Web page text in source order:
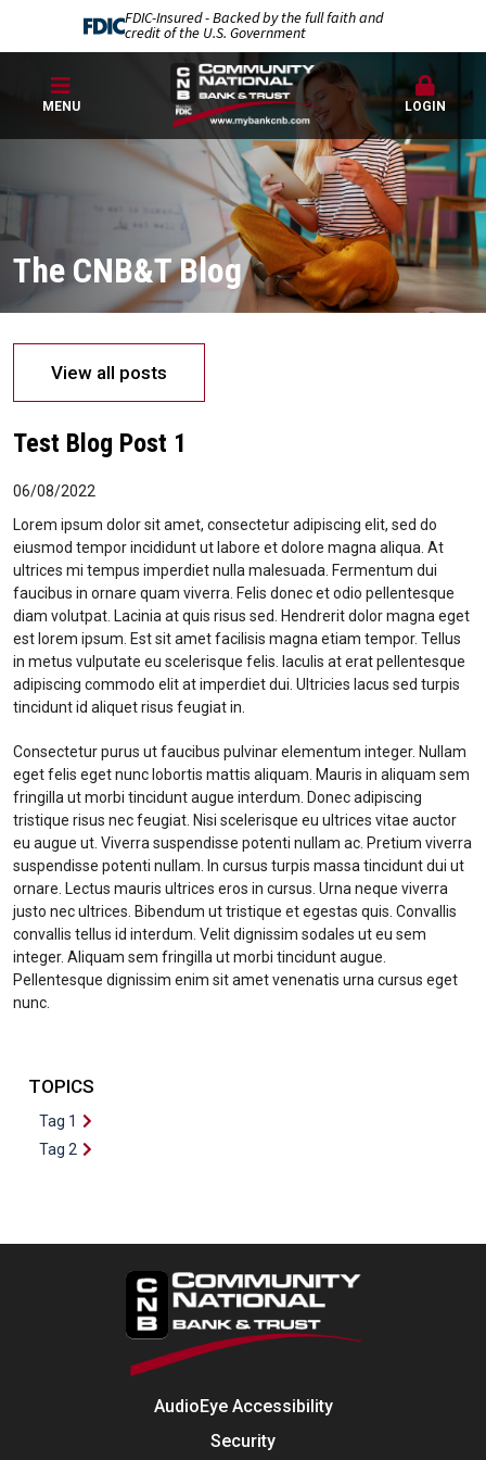
FDIC-Insured - Backed by the full faith and
credit of the U.S. Government
MENU LOGIN
The CNB&T Blog
View all posts
Test Blog Post 1
06/08/2022
Lorem ipsum dolor sit amet, consectetur adipiscing elit, sed do
eiusmod tempor incididunt ut labore et dolore magna aliqua. At
ultrices mi tempus imperdiet nulla malesuada. Fermentum dui
faucibus in ornare quam viverra. Felis donec et odio pellentesque
diam volutpat. Lacinia at quis risus sed. Hendrerit dolor magna eget
est lorem ipsum. Est sit amet facilisis magna etiam tempor. Tellus
in metus vulputate eu scelerisque felis. Iaculis at erat pellentesque
adipiscing commodo elit at imperdiet dui. Ultricies lacus sed turpis
tincidunt id aliquet risus feugiat in.
Consectetur purus ut faucibus pulvinar elementum integer. Nullam
eget felis eget nunc lobortis mattis aliquam. Mauris in aliquam sem
fringilla ut morbi tincidunt augue interdum. Donec adipiscing
tristique risus nec feugiat. Nisi scelerisque eu ultrices vitae auctor
eu augue ut. Viverra suspendisse potenti nullam ac. Pretium viverra
suspendisse potenti nullam. In cursus turpis massa tincidunt dui ut
ornare. Lectus mauris ultrices eros in cursus. Urna neque viverra
justo nec ultrices. Bibendum ut tristique et egestas quis. Convallis
convallis tellus id interdum. Velit dignissim sodales ut eu sem
integer. Aliquam sem fringilla ut morbi tincidunt augue.
Pellentesque dignissim enim sit amet venenatis urna cursus eget
nunc.
TOPICS
Tag 1
Tag 2
AudioEye Accessibility
Security